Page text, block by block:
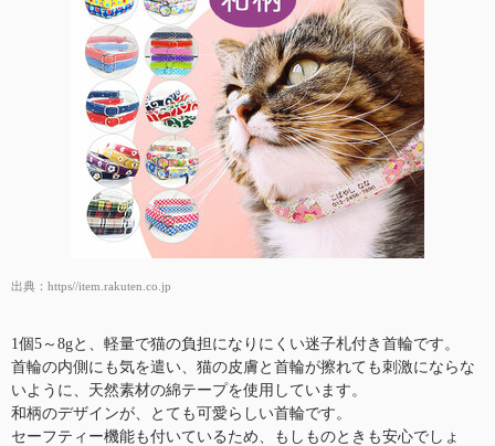
出典： https//item.rakuten.co.jp
1個5～8gと、軽量で猫の負担になりにくい迷子札付き首輪です。
首輪の内側にも気を遣い、猫の皮膚と首輪が擦れても刺激にならな
いように、天然素材の綿テープを使用しています。
和柄のデザインが、とても可愛らしい首輪です。
セーフティー機能も付いているため、もしものときも安心でしょ